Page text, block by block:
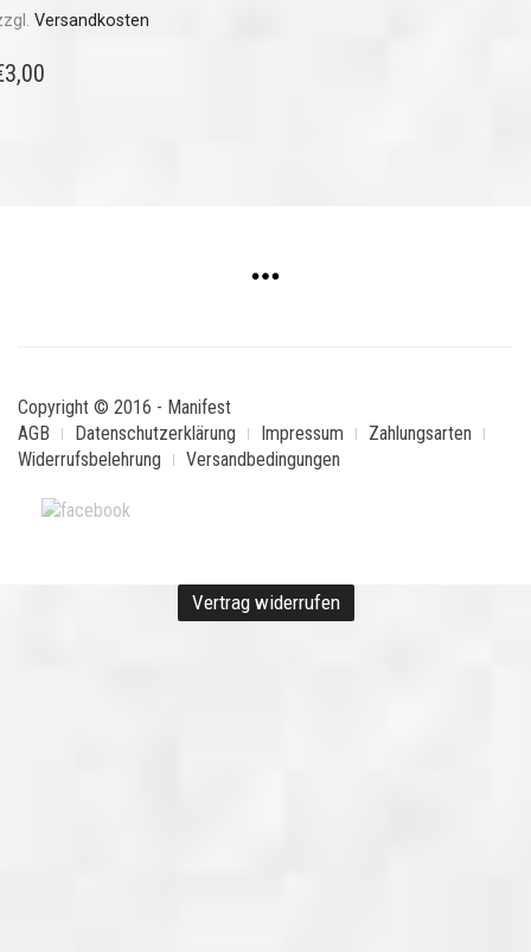
Versandkosten
3,00
Copyright © 2016 - Manifest
AGB
Datenschutzerklärung Impressum
Zahlungsarten
Widerrufsbelehrung
Versandbedingungen
Vertrag widerrufen